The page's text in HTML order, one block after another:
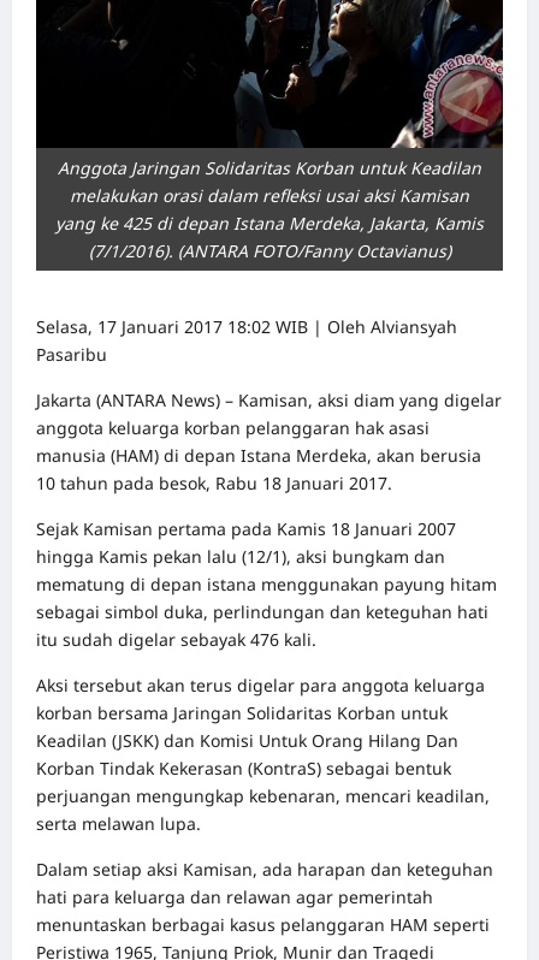
Anggota Jaringan Solidaritas Korban untuk Keadilan
melakukan orasi dalam refleksi usai aksi Kamisan
yang ke 425 di depan Istana Merdeka, Jakarta, Kamis
(7/1/2016). (ANTARA FOTO/Fanny Octavianus)
Selasa, 17 Januari 2017 18:02 WIB | Oleh Alviansyah
Pasaribu
Jakarta (ANTARA News) – Kamisan, aksi diam yang digelar
anggota keluarga korban pelanggaran hak asasi
manusia (HAM) di depan Istana Merdeka, akan berusia
10 tahun pada besok, Rabu 18 Januari 2017.
Sejak Kamisan pertama pada Kamis 18 Januari 2007
hingga Kamis pekan lalu (12/1), aksi bungkam dan
mematung di depan istana menggunakan payung hitam
sebagai simbol duka, perlindungan dan keteguhan hati
itu sudah digelar sebayak 476 kali.
Aksi tersebut akan terus digelar para anggota keluarga
korban bersama Jaringan Solidaritas Korban untuk
Keadilan (JSKK) dan Komisi Untuk Orang Hilang Dan
Korban Tindak Kekerasan (KontraS) sebagai bentuk
perjuangan mengungkap kebenaran, mencari keadilan,
serta melawan lupa.
Dalam setiap aksi Kamisan, ada harapan dan keteguhan
hati para keluarga dan relawan agar pemerintah
menuntaskan berbagai kasus pelanggaran HAM seperti
Peristiwa 1965, Tanjung Priok, Munir dan Tragedi